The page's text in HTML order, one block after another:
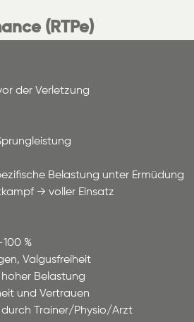
(RTPe)
der Verletzung
Belastung unter Ermüdung
→ voller Einsatz
%
Valgusfreiheit
Belastung
und Vertrauen
Trainer/Physio/Arzt